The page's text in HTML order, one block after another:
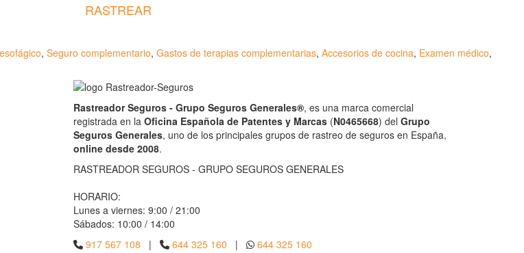
RASTREAR
, Seguro complementario, Gastos de terapias complementarias, Accesorios de cocina, Examen médico,
Rastreador Seguros - Grupo Seguros Generales®, es una marca comercial
registrada en la Oficina Española de Patentes y Marcas (N0465668) del Grupo
Seguros Generales, uno de los principales grupos de rastreo de seguros en España,
online desde 2008.
RASTREADOR SEGUROS - GRUPO SEGUROS GENERALES
HORARIO:
Lunes a viernes: 9:00 / 21:00
Sábados: 10:00 / 14:00
917 567 108 | 644 325 160 | 644 325 160